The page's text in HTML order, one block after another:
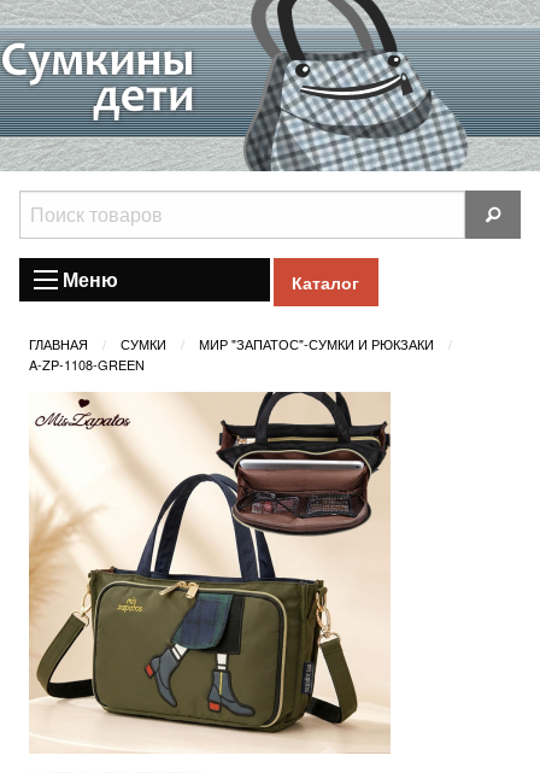
Меню Каталог
ГЛАВНАЯ СУМКИ
МИР "ЗАПАТОС"-СУМКИ И РЮКЗАКИ
A-ZP-1108-GREEN